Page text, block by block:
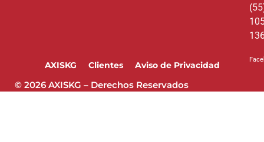
AXISKG Clientes Aviso de Privacidad
© 2026 AXISKG – Derechos Reservados